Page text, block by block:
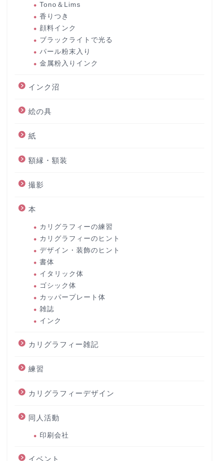
Tono＆Lims
香りつき
顔料インク
ブラックライトで光る
パール粉末入り
金属粉入りインク
インク沼
絵の具
紙
額縁・額装
撮影
本
カリグラフィーの練習
カリグラフィーのヒント
デザイン・装飾のヒント
書体
イタリック体
ゴシック体
カッパープレート体
雑誌
インク
カリグラフィー雑記
練習
カリグラフィーデザイン
同人活動
印刷会社
イベント